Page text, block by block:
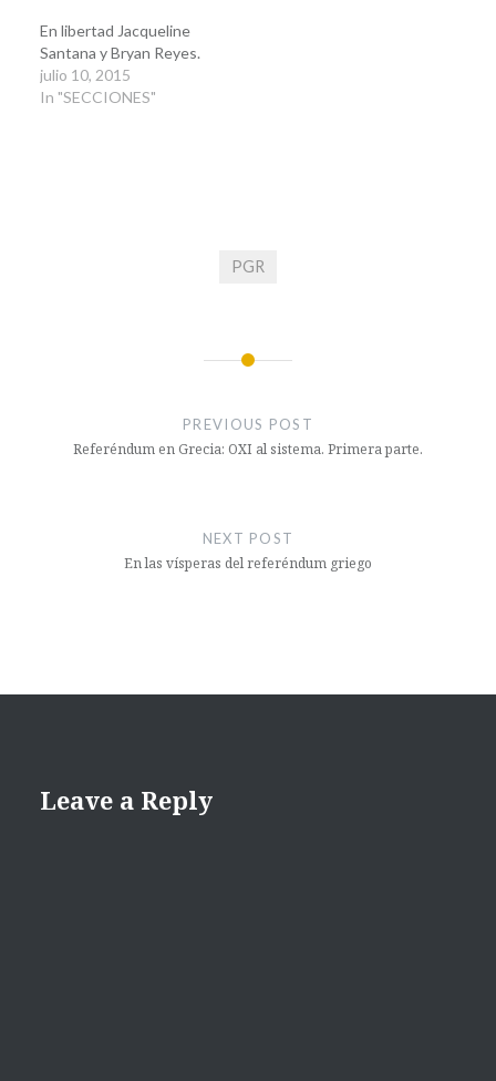
En libertad Jacqueline
Santana y Bryan Reyes.
julio 10, 2015
In "SECCIONES"
PGR
entradas
PREVIOUS POST
Referéndum en Grecia: OXI al sistema. Primera parte.
NEXT POST
En las vísperas del referéndum griego
Leave a Reply